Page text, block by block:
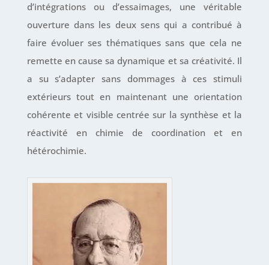
d’intégrations ou d’essaimages, une véritable
ouverture dans les deux sens qui a contribué à
faire évoluer ses thématiques sans que cela ne
remette en cause sa dynamique et sa créativité. Il
a su s’adapter sans dommages à ces stimuli
extérieurs tout en maintenant une orientation
cohérente et visible centrée sur la synthèse et la
réactivité en chimie de coordination et en
hétérochimie.